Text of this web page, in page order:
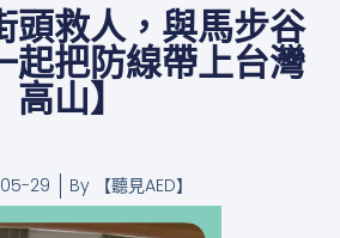
頭救人，與馬步谷
起把防線帶上台灣
高山】
29 By 【聽見AED】